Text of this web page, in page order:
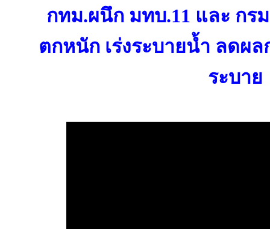
กทม.ผนึก มทบ.11 และ กร
ตกหนัก เร่งระบายน้ำ ลดผ
ระบาย